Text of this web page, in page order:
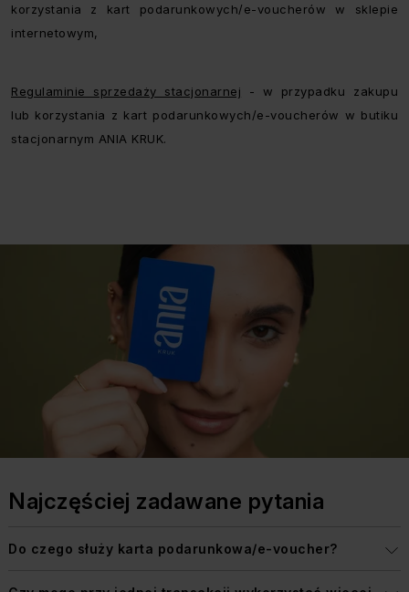
korzystania z kart podarunkowych/e-voucherów w sklepie
internetowym,
Regulaminie sprzedaży stacjonarnej
- w przypadku zakupu
lub korzystania z kart podarunkowych/e-voucherów w butiku
stacjonarnym ANIA KRUK.
Najczęściej zadawane pytania
Do czego służy karta podarunkowa/e-voucher?